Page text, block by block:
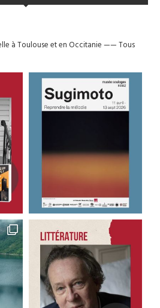
à Toulouse et en Occitanie——Tous